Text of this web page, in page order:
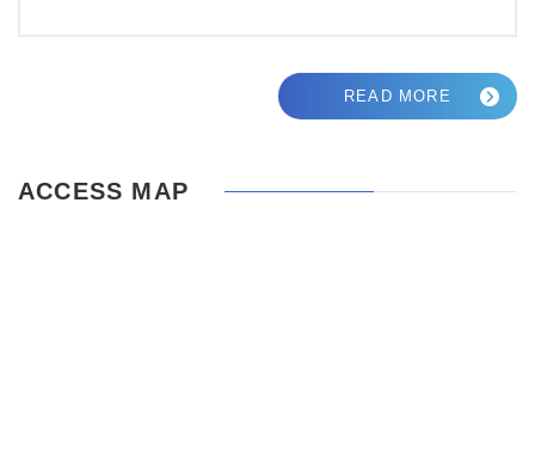
READ MORE
ACCESS MAP